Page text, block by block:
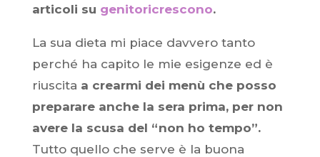
articoli su genitoricrescono.
La sua dieta mi piace davvero tanto
perché ha capito le mie esigenze ed è
riuscita a crearmi dei menù che posso
preparare anche la sera prima, per non
avere la scusa del “non ho tempo”.
Tutto quello che serve è la buona